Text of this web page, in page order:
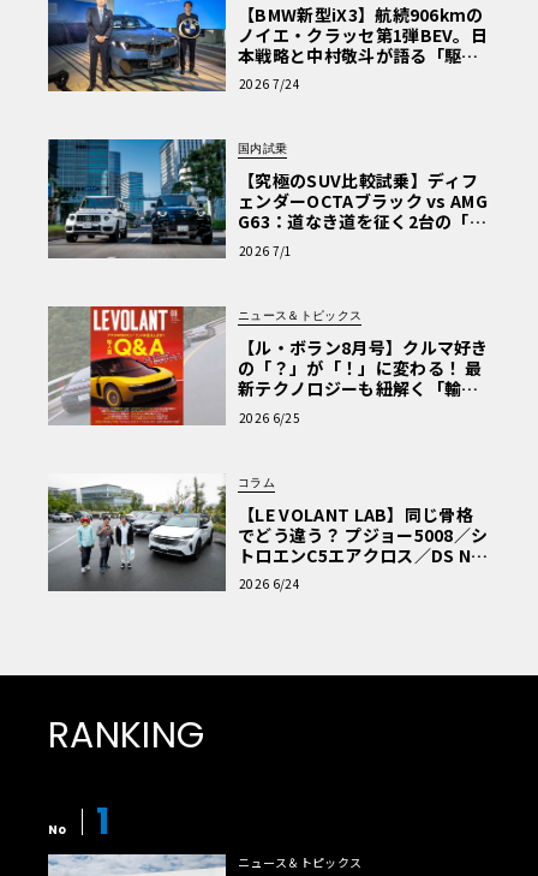
【BMW新型iX3】航続906kmの
ノイエ・クラッセ第1弾BEV。日
本戦略と中村敬斗が語る「駆け
ぬける歓び」
2026 7/24
国内試乗
【究極のSUV比較試乗】ディフ
ェンダーOCTAブラック vs AMG
G63：道なき道を征く2台の「対
極的アプローチ」
2026 7/1
ニュース＆トピックス
【ル・ボラン8月号】クルマ好き
の「？」が「！」に変わる！ 最
新テクノロジーも紐解く「輸入
車Q&A」
2026 6/25
コラム
【LE VOLANT LAB】同じ骨格
でどう違う？ プジョー5008／シ
トロエンC5エアクロス／DS Nº4
読者一気乗りレポート
2026 6/24
RANKING
No 1
ニュース＆トピックス